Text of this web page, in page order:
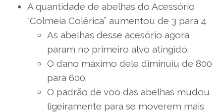
A quantidade de abelhas do Acessório
“Colmeia Colérica” aumentou de 3 para 4
As abelhas desse acesório agora
param no primeiro alvo atingido.
O dano máximo dele diminuiu de 800
para 600.
O padrão de voo das abelhas mudou
ligeiramente para se moverem mais